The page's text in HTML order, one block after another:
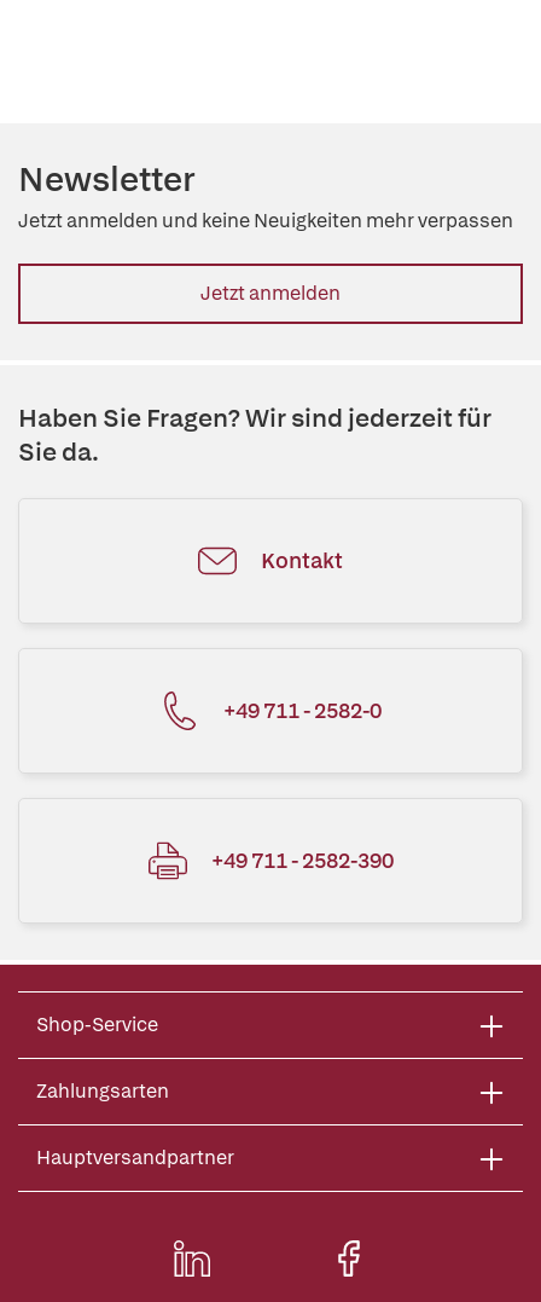
Newsletter
Jetzt anmelden und keine Neuigkeiten mehr verpassen
Jetzt anmelden
Haben Sie Fragen? Wir sind jederzeit für
Sie da.
Kontakt
+49 711 - 2582-0
+49 711 - 2582-390
Shop-Service
Zahlungsarten
Hauptversandpartner